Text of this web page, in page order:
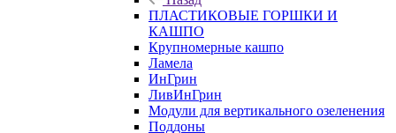
ПЛАСТИКОВЫЕ ГОРШКИ И
КАШПО
Крупномерные кашпо
Ламела
ИнГрин
ЛивИнГрин
Модули для вертикального озеленения
Поддоны